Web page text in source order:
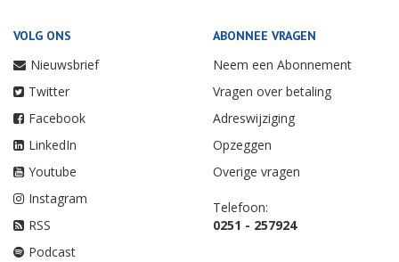
VOLG ONS
Nieuwsbrief
Twitter
Facebook
LinkedIn
Youtube
Instagram
RSS
Podcast
ABONNEE VRAGEN
Neem een Abonnement
Vragen over betaling
Adreswijziging
Opzeggen
Overige vragen
Telefoon:
0251 - 257924